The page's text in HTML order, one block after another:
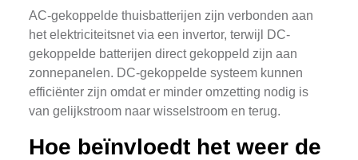
AC-gekoppelde thuisbatterijen zijn verbonden aan
het elektriciteitsnet via een invertor, terwijl DC-
gekoppelde batterijen direct gekoppeld zijn aan
zonnepanelen. DC-gekoppelde systeem kunnen
efficiënter zijn omdat er minder omzetting nodig is
van gelijkstroom naar wisselstroom en terug.
Hoe beïnvloedt het weer de